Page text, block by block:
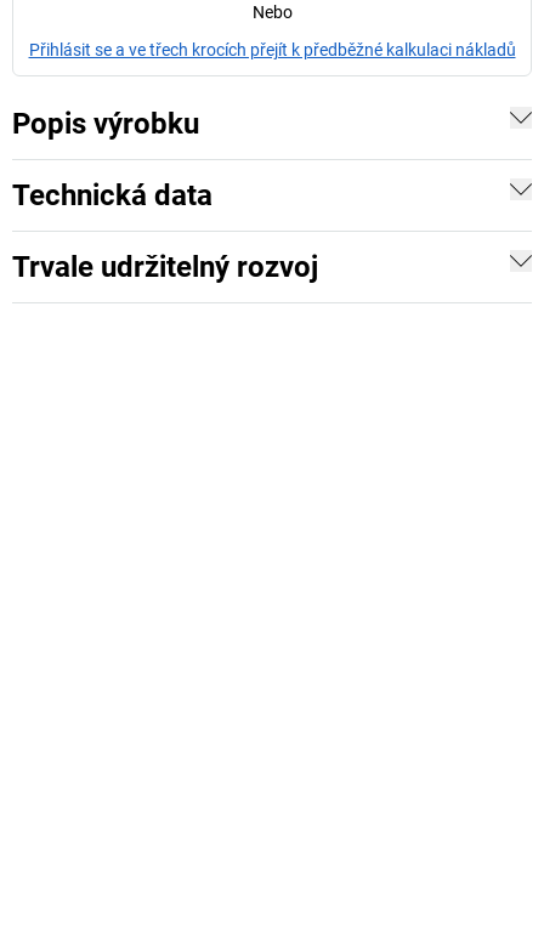
Nebo
Přihlásit se a ve třech krocích přejít k předběžné kalkulaci nákladů
Popis výrobku
Technická data
Trvale udržitelný rozvoj